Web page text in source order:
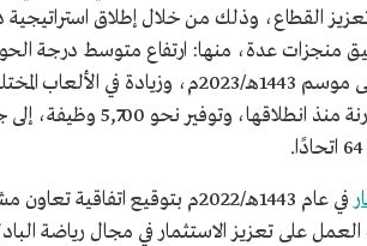
تعزيز القطاع، وذلك من خلال إطلاق
في عام 1443هـ/2022م بتوقيع
على تعزيز الاستثمار في مجال رياضة